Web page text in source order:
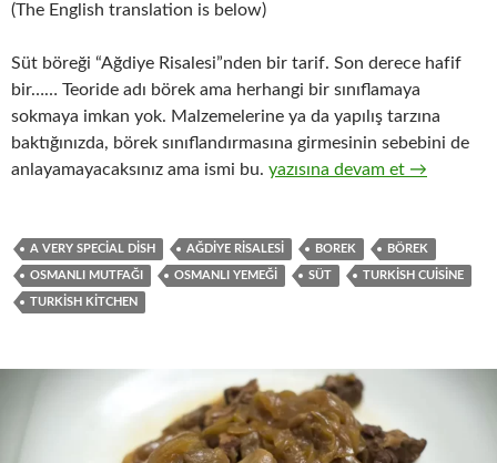
(The English translation is below)
Süt böreği “Ağdiye Risalesi”nden bir tarif. Son derece hafif
bir…… Teoride adı börek ama herhangi bir sınıflamaya
sokmaya imkan yok. Malzemelerine ya da yapılış tarzına
baktığınızda, börek sınıflandırmasına girmesinin sebebini de
anlayamayacaksınız ama ismi bu. SÜT BÖREĞİ
yazısına devam et →
A VERY SPECIAL DISH AĞDIYE RISALESI BOREK BÖREK
OSMANLI MUTFAĞI OSMANLI YEMEĞI SÜT TURKISH CUISINE
TURKISH KITCHEN